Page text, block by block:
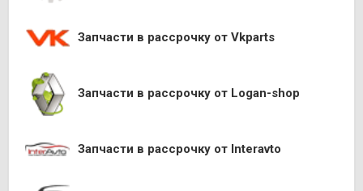
Запчасти в рассрочку от Vkparts
Запчасти в рассрочку от Logan-shop
Запчасти в рассрочку от Interavto